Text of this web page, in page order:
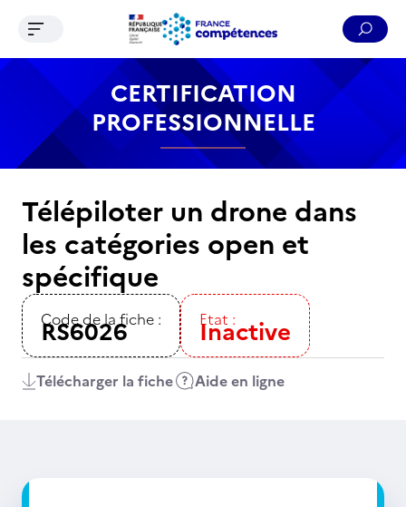
Contenu Recherche Menu Pied de page
Ouvrir le menu de navigation
CERTIFICATION
PROFESSIONNELLE
Télépiloter un drone dans
les catégories open et
spécifique
Code de la fiche :
RS6026 Etat :
Inactive
Télécharger la fiche Aide en ligne